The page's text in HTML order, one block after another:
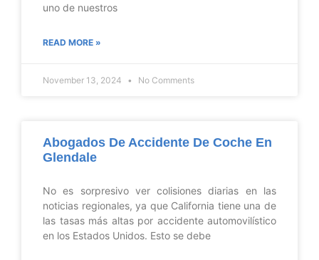
uno de nuestros
READ MORE »
November 13, 2024 No Comments
Abogados De Accidente De Coche En
Glendale
No es sorpresivo ver colisiones diarias en las
noticias regionales, ya que California tiene una de
las tasas más altas por accidente automovilístico
en los Estados Unidos. Esto se debe